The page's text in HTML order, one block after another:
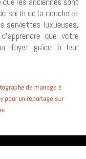
sortir de la douche et
serviettes luxueuses,
que votre
foyer grâce à leur
de mariage à
pour un reportage sur